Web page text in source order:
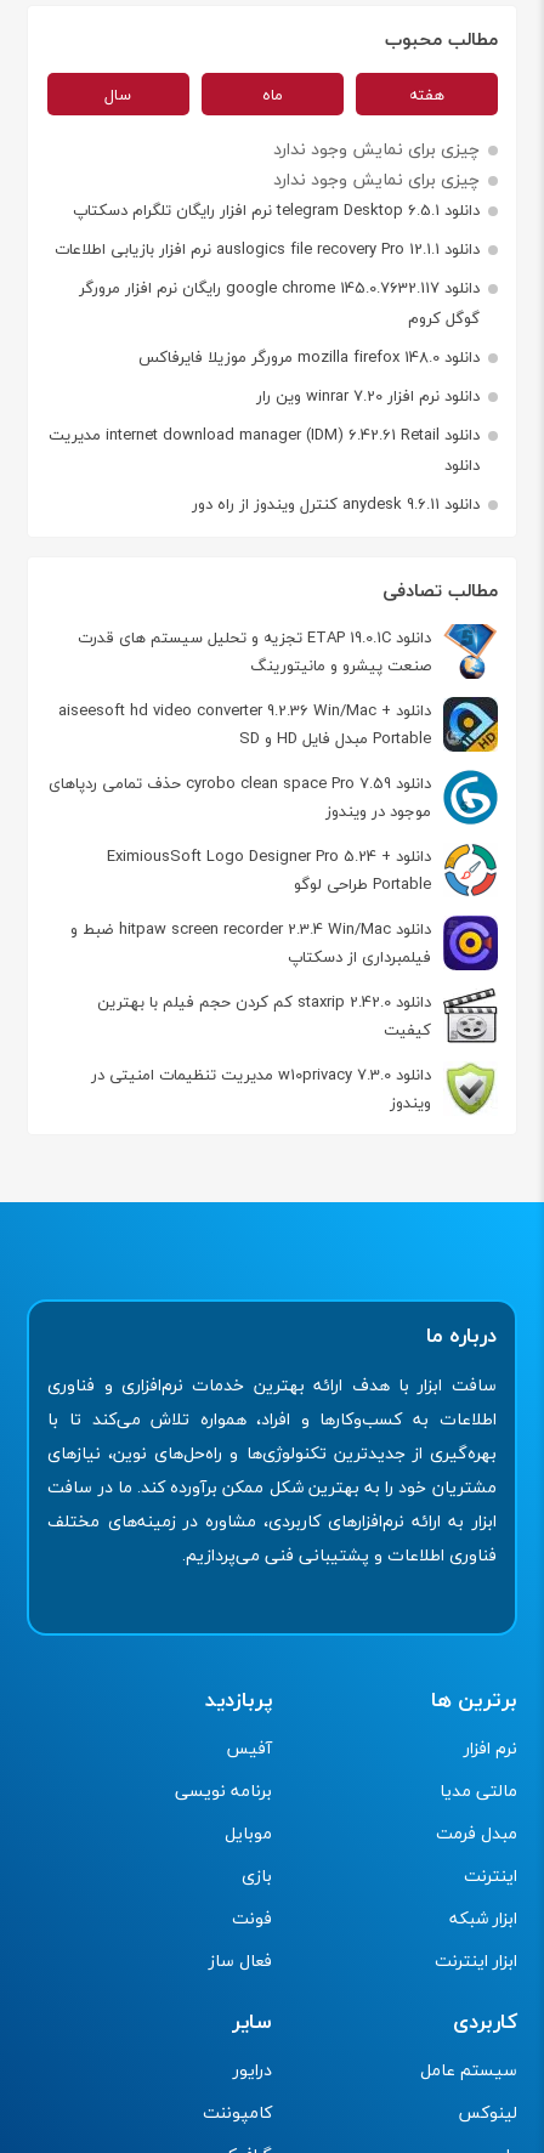
مطالب محبوب
هفته ماه سال
چیزی برای نمایش وجود ندارد
چیزی برای نمایش وجود ندارد
دانلود telegram Desktop 6.5.1 نرم افزار رایگان تلگرام دسکتاپ
دانلود auslogics file recovery Pro 12.1.1 نرم افزار بازیابی اطلاعات
دانلود google chrome 145.0.7632.117 رایگان نرم افزار مرورگر
گوگل کروم
دانلود mozilla firefox 148.0 مرورگر موزیلا فایرفاکس
دانلود نرم افزار winrar 7.20 وین رار
دانلود internet download manager (IDM) 6.42.61 Retail مدیریت
دانلود
دانلود anydesk 9.6.11 کنترل ویندوز از راه دور
مطالب تصادفی
دانلود ETAP 19.0.1C تجزیه و تحلیل سیستم های قدرت
صنعت پیشرو و مانیتورینگ
دانلود aiseesoft hd video converter 9.2.36 Win/Mac +
Portable مبدل فایل HD و SD
دانلود cyrobo clean space Pro 7.59 حذف تمامی ردپاهای
موجود در ویندوز
دانلود EximiousSoft Logo Designer Pro 5.24 +
Portable طراحی لوگو
دانلود hitpaw screen recorder 2.3.4 Win/Mac ضبط و
فیلمبرداری از دسکتاپ
دانلود staxrip 2.42.0 کم کردن حجم فیلم با بهترین
کیفیت
دانلود w10privacy 7.3.0 مدیریت تنظیمات امنیتی در
ویندوز
درباره ما
سافت ابزار با هدف ارائه بهترین خدمات نرم‌افزاری و فناوری
اطلاعات به کسب‌وکارها و افراد، همواره تلاش می‌کند تا با
بهره‌گیری از جدیدترین تکنولوژی‌ها و راه‌حل‌های نوین، نیازهای
مشتریان خود را به بهترین شکل ممکن برآورده کند. ما در سافت
ابزار به ارائه نرم‌افزارهای کاربردی، مشاوره در زمینه‌های مختلف
فناوری اطلاعات و پشتیبانی فنی می‌پردازیم.
برترین ها
نرم افزار
مالتی مدیا
مبدل فرمت
اینترنت
ابزار شبکه
ابزار اینترنت
پربازدید
آفیس
برنامه نویسی
موبایل
بازی
فونت
فعال ساز
کاربردی
سیستم عامل
لینوکس
سایر
درایور
کامپوننت